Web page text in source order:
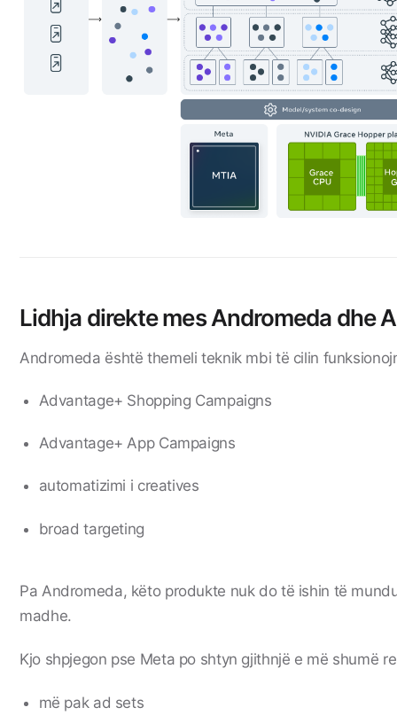
Lidhja direkte mes Andromeda dhe
Andromeda është themeli teknik mbi të cilin
Advantage+ Shopping Campaigns
Advantage+ App Campaigns
automatizimi i creatives
broad targeting
Pa Andromeda, këto produkte nuk do të ishin të
madhe.
Kjo shpjegon pse Meta po shtyn gjithnjë e më shumë
më pak ad sets